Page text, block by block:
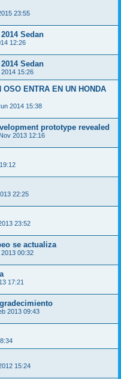
23:55
Sedan
12:26
Sedan
2014 15:26
OSO ENTRA EN UN HONDA
2014 15:38
prototype revealed
2013 12:16
22:25
23:52
se actualiza
00:32
17:21
2013 09:43
15:24